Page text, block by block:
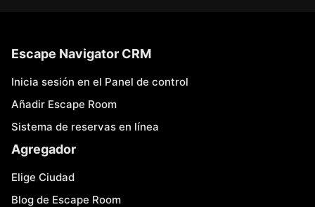
Escape Navigator CRM
Inicia sesión en el Panel de control
Añadir Escape Room
Sistema de reservas en línea
Agregador
Elige Ciudad
Blog de Escape Room